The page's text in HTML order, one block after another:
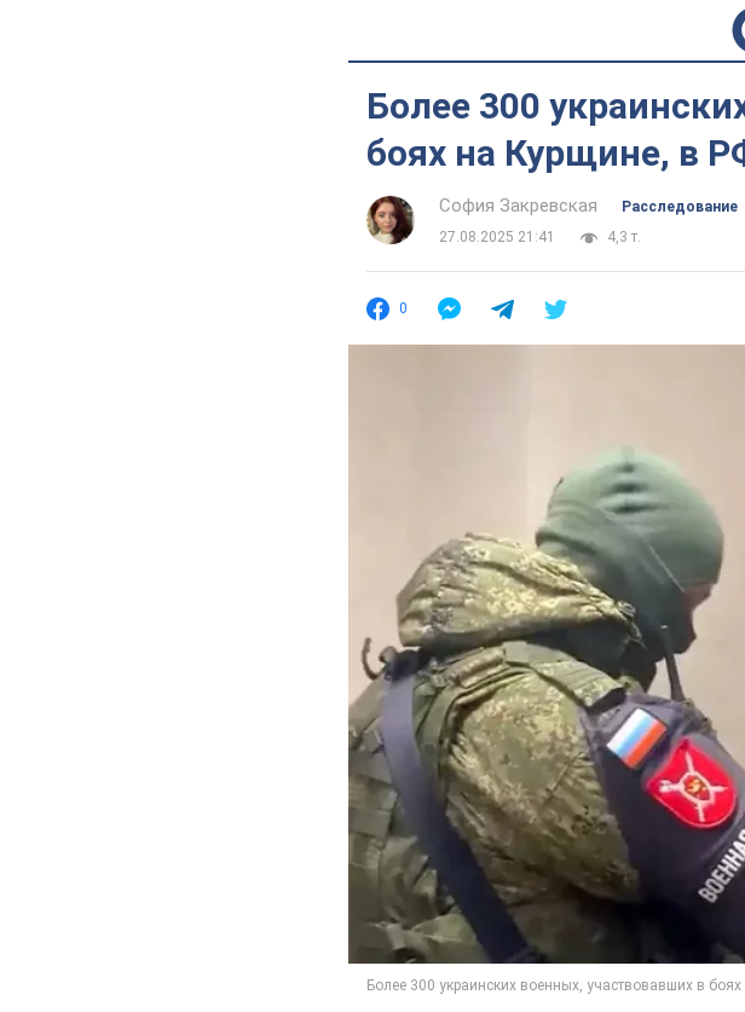
Более 300
боях на Курщине, в
София Закревская
Расследование
27.08.2025 21:41
4,3 т.
0